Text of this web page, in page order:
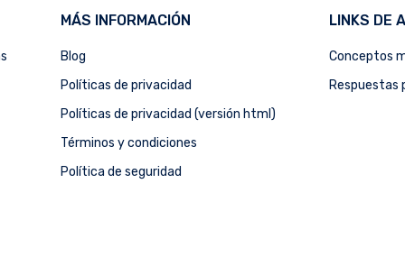
MÁS INFORMACIÓN
Blog
Políticas de privacidad
Políticas de privacidad (versión html)
Términos y condiciones
Política de seguridad
LINKS DE
Conceptos
Respuestas